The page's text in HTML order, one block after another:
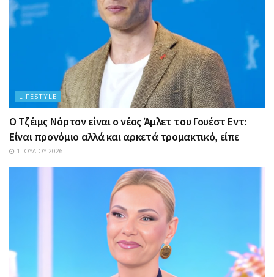
LIFESTYLE
Ο Τζέιμς Νόρτον είναι ο νέος Άμλετ του Γουέστ Εντ:
Είναι προνόμιο αλλά και αρκετά τρομακτικό, είπε
1 ΙΟΥΛΊΟΥ 2026